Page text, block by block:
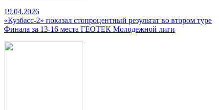
19.04.2026
«Кузбасс-2» показал стопроцентный результат во втором туре
Финала за 13-16 места ГЕОТЕК Молодежной лиги